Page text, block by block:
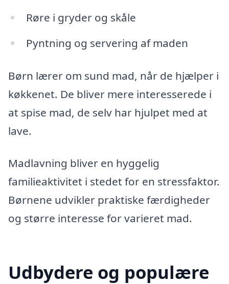
Røre i gryder og skåle
Pyntning og servering af maden
Børn lærer om sund mad, når de hjælper i
køkkenet. De bliver mere interesserede i
at spise mad, de selv har hjulpet med at
lave.
Madlavning bliver en hyggelig
familieaktivitet i stedet for en stressfaktor.
Børnene udvikler praktiske færdigheder
og større interesse for varieret mad.
Udbydere og populære